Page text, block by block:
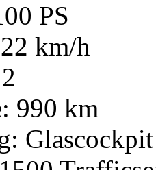
PS
km/h
990 km